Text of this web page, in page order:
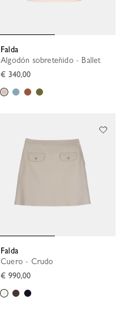
Falda
Algodón sobreteñido - Ballet
€ 340,00
Falda
Cuero - Crudo
€ 990,00